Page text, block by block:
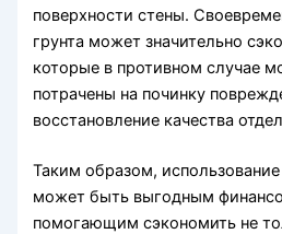
поверхности стены.
грунта может значительно
которые в противном случае
потрачены на починку
восстановление качества
Таким образом, использование
может быть выгодным
помогающим сэкономить не